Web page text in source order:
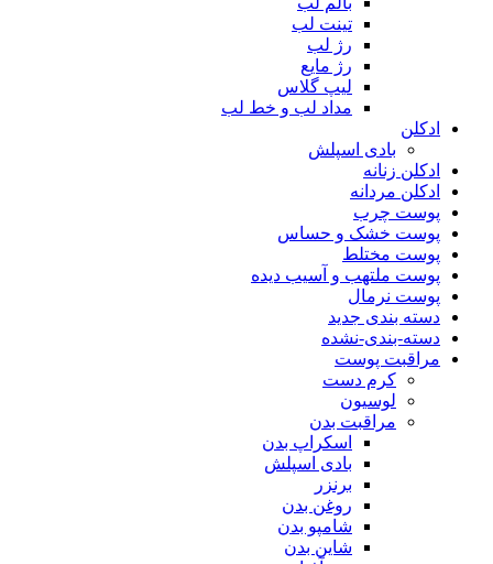
تینت لب
رژ لب
رژ مایع
لیپ گلاس
مداد لب و خط لب
ادکلن
بادی اسپلش
ادکلن زنانه
ادکلن مردانه
پوست چرب
پوست خشک و حساس
پوست مختلط
پوست ملتهب و آسیب دیده
پوست نرمال
دسته بندی جدید
دسته-بندی-نشده
مراقبت پوست
کرم دست
لوسیون
مراقبت بدن
اسکراپ بدن
بادی اسپلش
برنزر
روغن بدن
شامپو بدن
شاین بدن